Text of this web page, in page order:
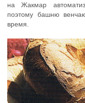
на Жакмар
поэтому башню
время.